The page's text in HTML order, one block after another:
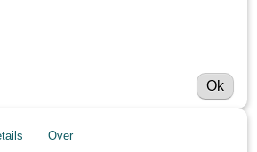
mogelijke tijd en garandeert een perfect
verfnevels en schuursporen tot korrel
schuurkorrel bereikt Gerko advanced cut een
een uitstekende glansgraad. Langdurig
Ok
Over